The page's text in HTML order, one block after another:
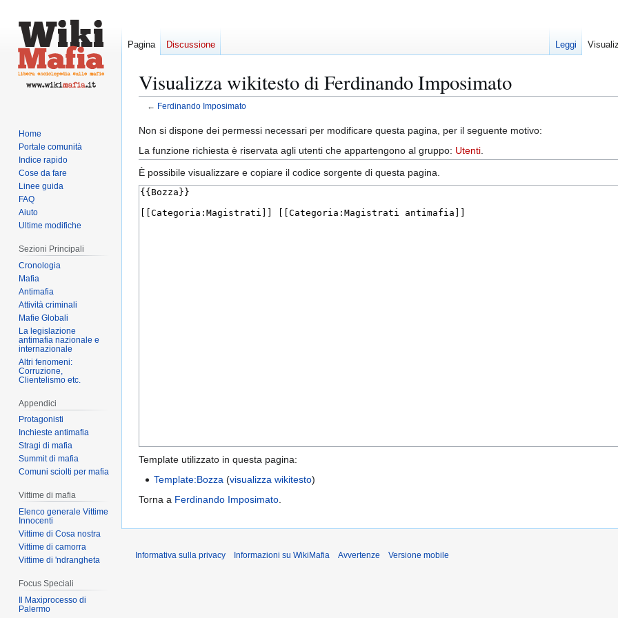
Visualizza wikitesto di Ferdinando Imposimato
← Ferdinando Imposimato
Vai
alla
navigazione
Vai
alla
ricerca
Non si dispone dei permessi necessari per modificare questa pagina, per il seguente motivo:
La funzione richiesta è riservata agli utenti che appartengono al gruppo: Utenti
È possibile visualizzare e copiare il codice sorgente di questa pagina.
Template utilizzato in questa pagina:
Template:Bozza (visualizza wikitesto)
Torna a Ferdinando Imposimato
Pagina Discussione Leggi
Home
Portale comunità
Indice rapido
Cose da fare
Linee guida
FAQ
Aiuto
Ultime modifiche
Sezioni Principali
Cronologia
Mafia
Antimafia
Attività criminali
Mafie Globali
La legislazione
antimafia nazionale e
internazionale
Altri fenomeni:
Corruzione,
Clientelismo etc.
Appendici
Protagonisti
Inchieste antimafia
Stragi di mafia
Summit di mafia
Comuni sciolti per mafia
Vittime di mafia
Elenco generale Vittime
Innocenti
Vittime di Cosa nostra
Vittime di camorra
Vittime di 'ndrangheta
Focus Speciali
Il Maxiprocesso di
Palermo
Informativa sulla privacy Informazioni su WikiMafia Avvertenze Versione mobile